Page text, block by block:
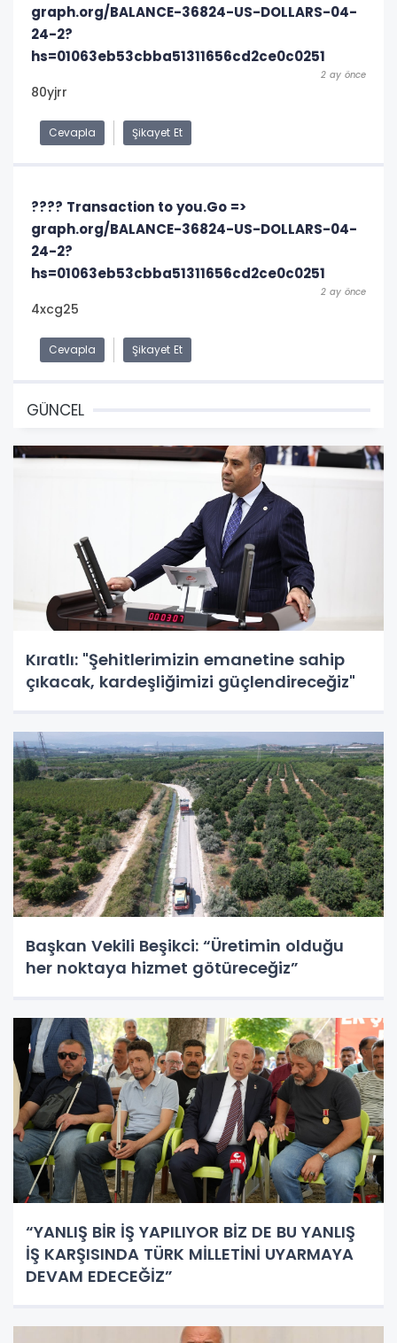
graph.org/BALANCE-36824-US-DOLLARS-04-
24-2?
hs=01063eb53cbba51311656cd2ce0c0251
2 ay önce
80yjrr
Cevapla Şikayet Et
???? Transaction to you.Go =>
graph.org/BALANCE-36824-US-DOLLARS-04-
24-2?
hs=01063eb53cbba51311656cd2ce0c0251
2 ay önce
4xcg25
Cevapla Şikayet Et
GÜNCEL
Kıratlı: "Şehitlerimizin emanetine sahip
çıkacak, kardeşliğimizi güçlendireceğiz"
Başkan Vekili Beşikci: “Üretimin olduğu
her noktaya hizmet götüreceğiz”
“YANLIŞ BİR İŞ YAPILIYOR BİZ DE BU YANLIŞ
İŞ KARŞISINDA TÜRK MİLLETİNİ UYARMAYA
DEVAM EDECEĞİZ”